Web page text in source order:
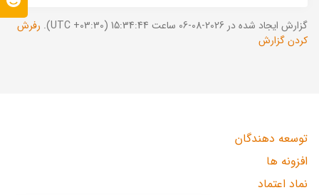
گزارش ایجاد شده در 2026-08-06 ساعت 15:34:44 (UTC +03:30).
رفرش
کردن گزارش
توسعه دهندگان
افزونه ها
نماد اعتماد